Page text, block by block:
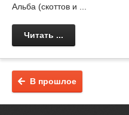
Альба (скоттов и ...
Читать ...
В прошлое